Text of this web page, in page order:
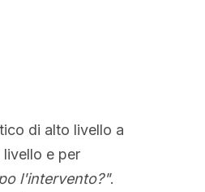
di alto livello a
e per
l'intervento?".